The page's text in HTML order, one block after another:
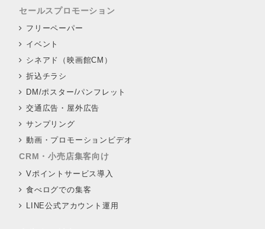
セールスプロモーション
フリーペーパー
イベント
シネアド（映画館CM）
折込チラシ
DM/ポスター/パンフレット
交通広告・屋外広告
サンプリング
動画・プロモーションビデオ
CRM・小売店集客向け
Vポイントサービス導入
食べログでの集客
LINE公式アカウント運用